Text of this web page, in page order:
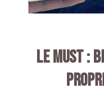
LE MUST :